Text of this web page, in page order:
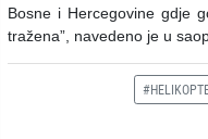
Bosne i Hercegovine gdje
tražena”, navedeno je u